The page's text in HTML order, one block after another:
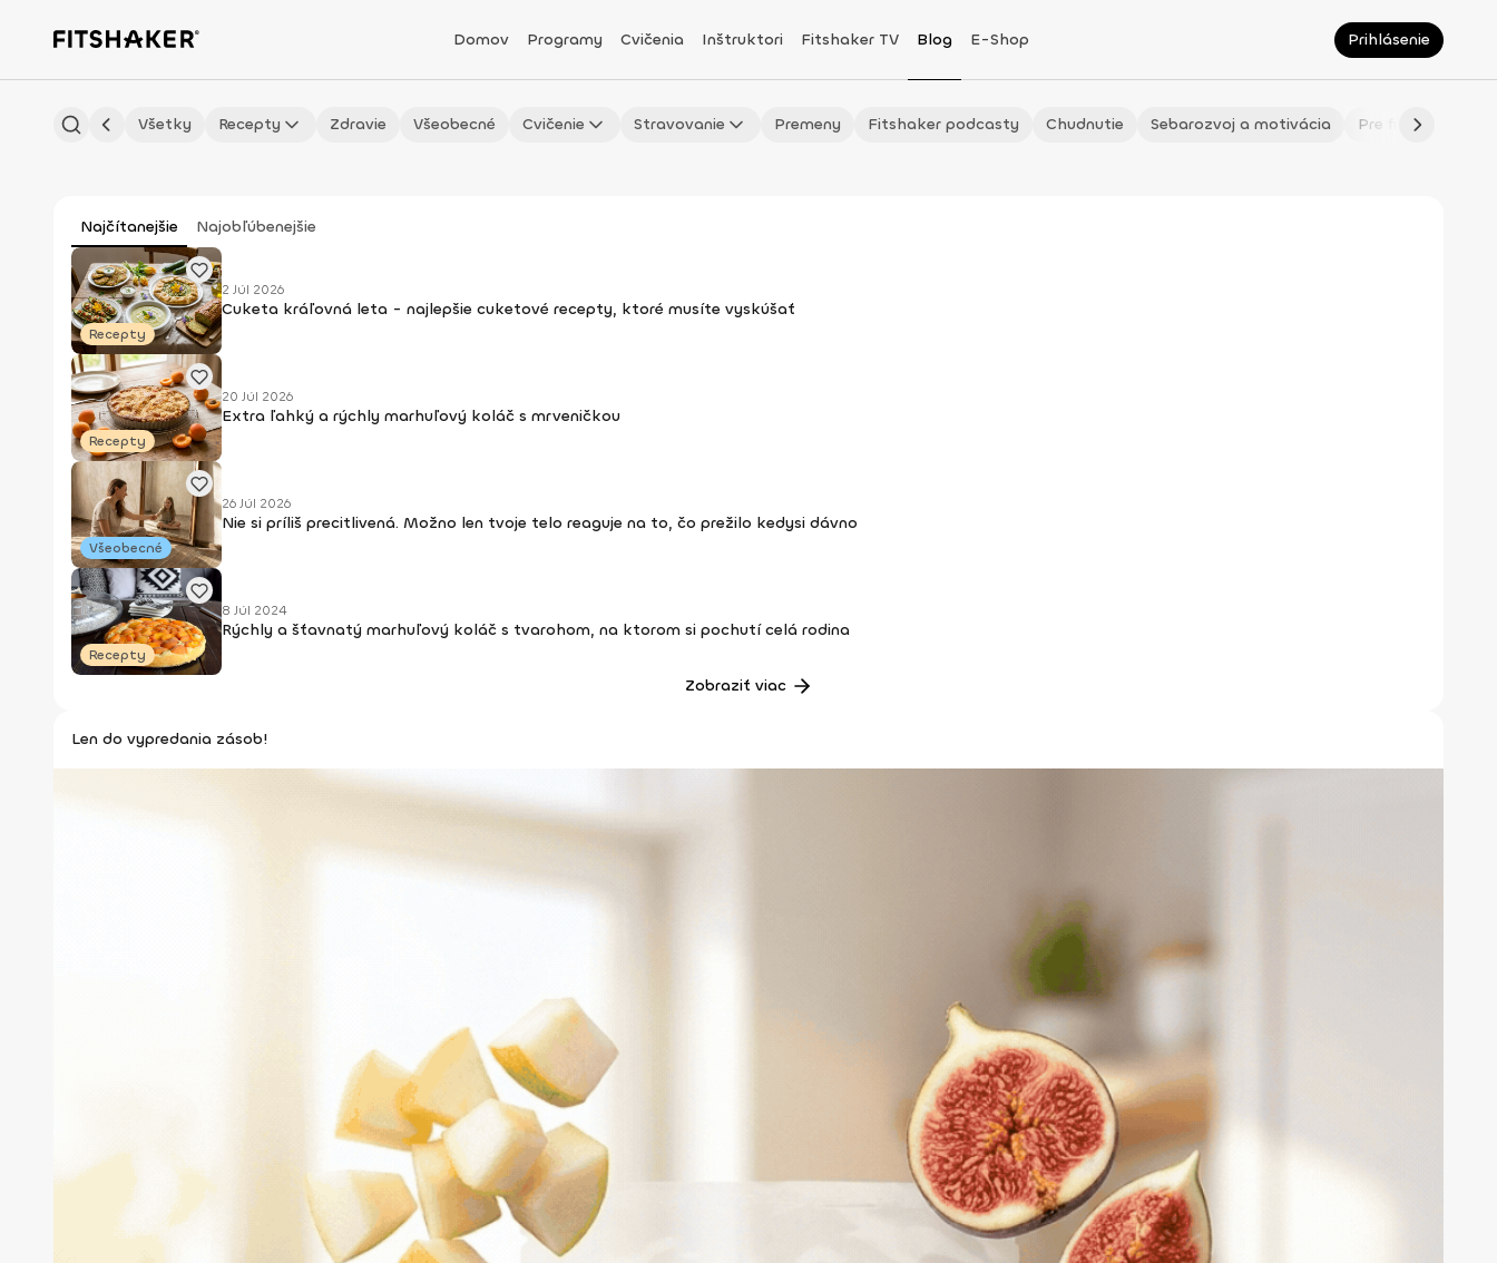
Domov Programy Cvičenia Inštruktori Fitshaker TV Blog E-Shop Prihlásenie
Všetky Recepty Zdravie Všeobecné Cvičenie Stravovanie Premeny Fitshaker podcasty Chudnutie Sebarozvoj a motivácia Pre fitmaminky
Najčítanejšie Najobľúbenejšie
Recepty
2 Júl 2026
Cuketa kráľovná leta - najlepšie cuketové recepty, ktoré musíte vyskúšať
Recepty
20 Júl 2026
Extra ľahký a rýchly marhuľový koláč s mrveničkou
Všeobecné
26 Júl 2026
Nie si príliš precitlivená. Možno len tvoje telo reaguje na to, čo prežilo kedysi dávno
Recepty
8 Júl 2024
Rýchly a šťavnatý marhuľový koláč s tvarohom, na ktorom si pochutí celá rodina
Zobraziť viac
Len do vypredania zásob!